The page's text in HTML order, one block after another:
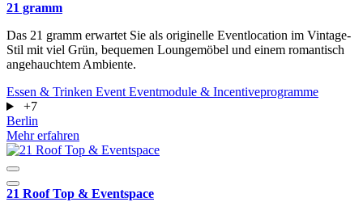
21 gramm
Das 21 gramm erwartet Sie als originelle Eventlocation im Vintage-
Stil mit viel Grün, bequemen Loungemöbel und einem romantisch
angehauchtem Ambiente.
Essen & Trinken Event Eventmodule & Incentiveprogramme
+7
Berlin
Mehr erfahren
21 Roof Top & Eventspace